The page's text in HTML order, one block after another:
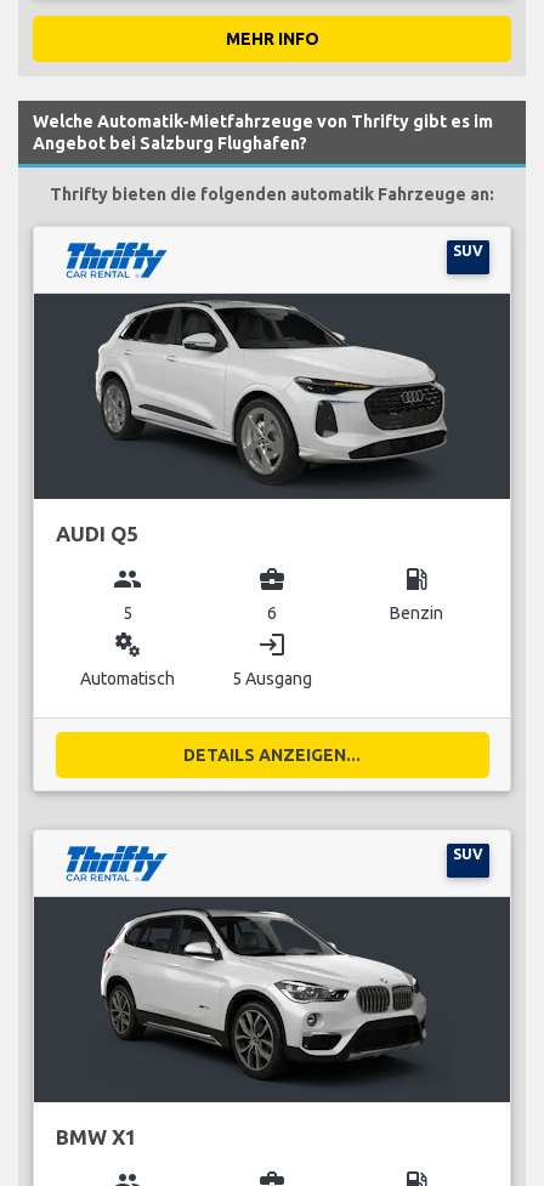
MEHR INFO
Welche Automatik-Mietfahrzeuge von Thrifty gibt es im
Angebot bei Salzburg Flughafen?
Thrifty bieten die folgenden automatik Fahrzeuge an:
SUV
AUDI Q5
group
5
business_center
6
local_gas_station
Benzin
miscellaneous_services
Automatisch
login
5 Ausgang
DETAILS ANZEIGEN...
SUV
BMW X1